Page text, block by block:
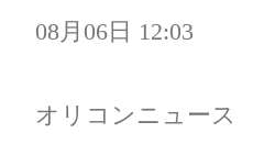
08月06日 12:03
オリコンニュース